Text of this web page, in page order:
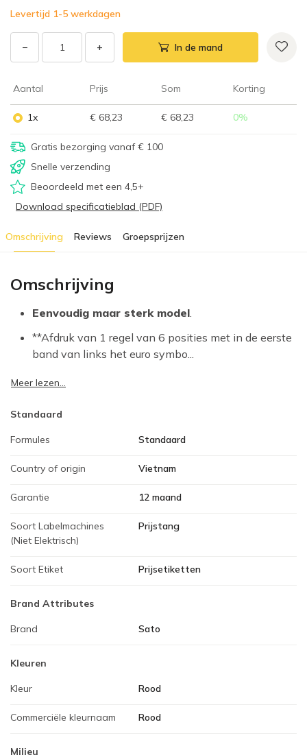
Levertijd 1-5 werkdagen
− + In de mand
Aantal Prijs Som Korting
1x € 68,23 € 68,23 0%
Gratis bezorging vanaf € 100
Snelle verzending
Beoordeeld met een 4,5+
Download specificatieblad (PDF)
Omschrijving Reviews Groepsprijzen
Omschrijving
Eenvoudig maar sterk model.
**Afdruk van 1 regel van 6 posities met in de eerste
band van links het euro symbo...
Meer lezen...
Standaard
Formules Standaard
Country of origin Vietnam
Garantie 12 maand
Soort Labelmachines
(Niet Elektrisch)
Prijstang
Soort Etiket Prijsetiketten
Brand Attributes
Brand Sato
Kleuren
Kleur Rood
Commerciële kleurnaam Rood
Milieu